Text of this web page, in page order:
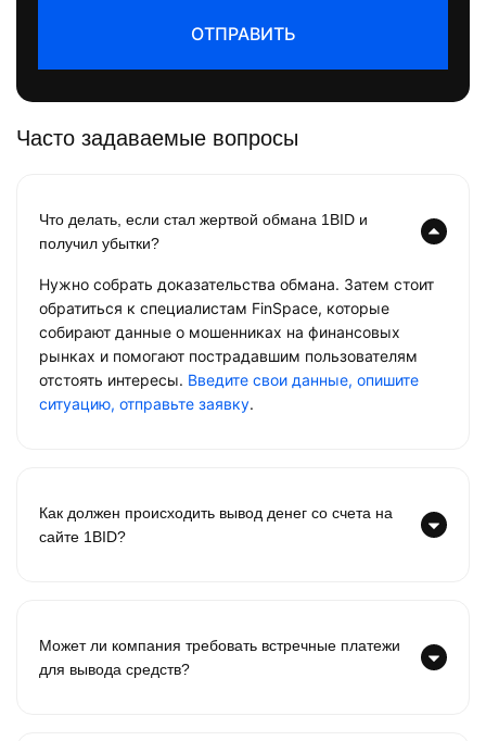
ОТПРАВИТЬ
Часто задаваемые вопросы
Что делать, если стал жертвой обмана 1BID и
получил убытки?
Нужно собрать доказательства обмана. Затем стоит
обратиться к специалистам FinSpace, которые
собирают данные о мошенниках на финансовых
рынках и помогают пострадавшим пользователям
отстоять интересы. Введите свои данные, опишите
ситуацию, отправьте заявку.
Как должен происходить вывод денег со счета на
сайте 1BID?
Может ли компания требовать встречные платежи
для вывода средств?